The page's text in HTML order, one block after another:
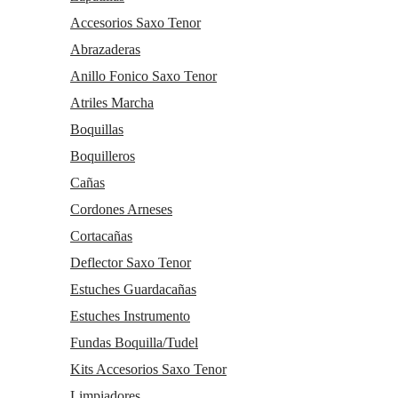
Accesorios Saxo Tenor
Abrazaderas
Anillo Fonico Saxo Tenor
Atriles Marcha
Boquillas
Boquilleros
Cañas
Cordones Arneses
Cortacañas
Deflector Saxo Tenor
Estuches Guardacañas
Estuches Instrumento
Fundas Boquilla/Tudel
Kits Accesorios Saxo Tenor